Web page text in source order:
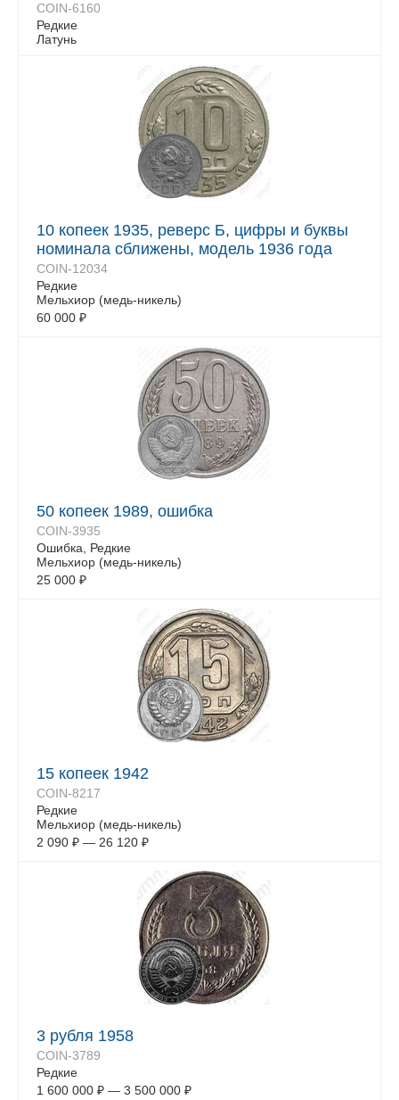
COIN-6160
Редкие
Латунь
10 копеек 1935, реверс Б, цифры и буквы
номинала сближены, модель 1936 года
COIN-12034
Редкие
Мельхиор (медь-никель)
60 000 ₽
50 копеек 1989, ошибка
COIN-3935
Ошибка, Редкие
Мельхиор (медь-никель)
25 000 ₽
15 копеек 1942
COIN-8217
Редкие
Мельхиор (медь-никель)
2 090 ₽ — 26 120 ₽
3 рубля 1958
COIN-3789
Редкие
1 600 000 ₽ — 3 500 000 ₽